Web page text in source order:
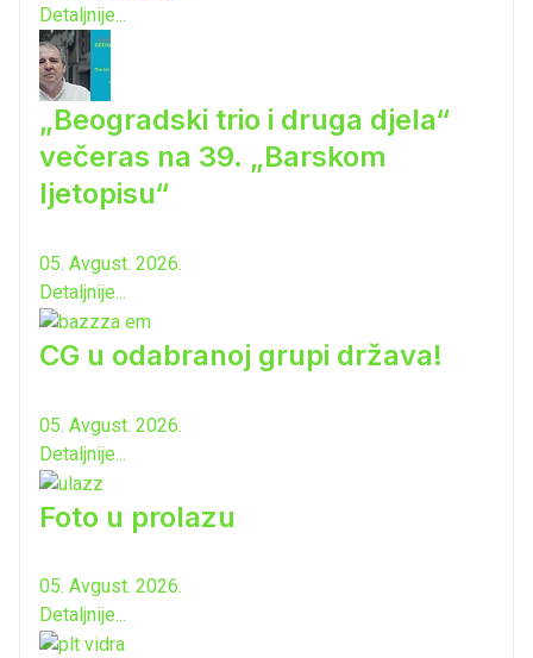
Detaljnije...
„Beogradski trio i druga djela“
večeras na 39. „Barskom
ljetopisu“
05. Avgust. 2026.
Detaljnije...
CG u odabranoj grupi država!
05. Avgust. 2026.
Detaljnije...
Foto u prolazu
05. Avgust. 2026.
Detaljnije...